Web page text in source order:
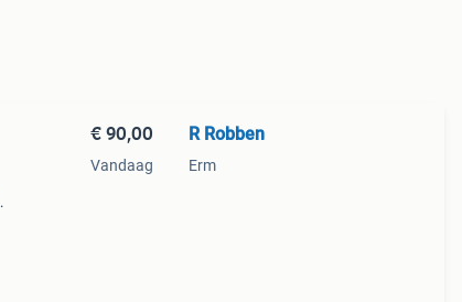
€ 90,00
Vandaag
R Robben
Erm